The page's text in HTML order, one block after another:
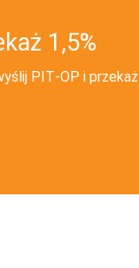
1,5%
PIT‑OP i przekaż